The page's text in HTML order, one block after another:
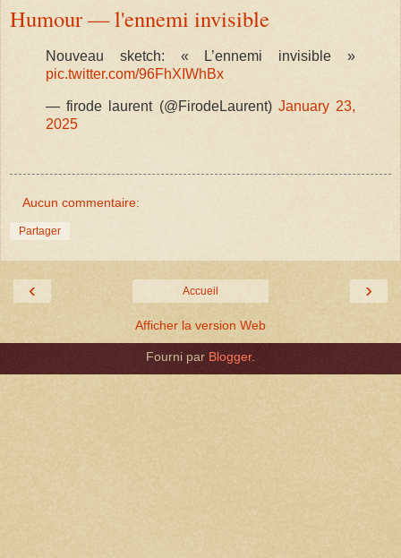
Humour — l'ennemi invisible
Nouveau sketch: « L’ennemi invisible »
pic.twitter.com/96FhXIWhBx
— firode laurent (@FirodeLaurent) January 23,
2025
Aucun commentaire:
Partager
‹ ›
Accueil
Afficher la version Web
Fourni par Blogger.